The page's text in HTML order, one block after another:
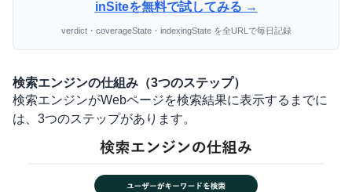
inSiteを無料で試してみる →
verdict・coverageState・indexingState を全URLで毎日記録
検索エンジンの仕組み（3つのステップ）
検索エンジンがWebページを検索結果に表示するまでに
は、3つのステップがあります。